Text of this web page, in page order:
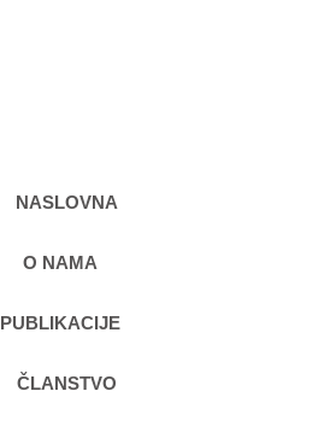
NASLOVNA
O NAMA
PUBLIKACIJE
ČLANSTVO